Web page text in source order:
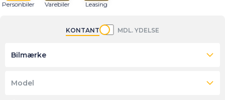
Personbiler Varebiler Leasing
KONTANT MDL. YDELSE
Bilmærke
Model